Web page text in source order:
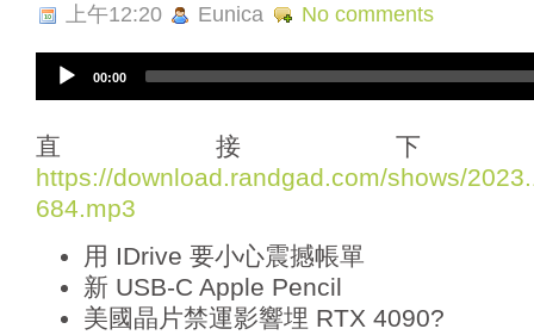
上午12:20 Eunica No comments
i
o
P
l
00:00
直接
https://download.randgad.com/shows/
684.mp3
用 IDrive 要小心震撼帳單
新 USB-C Apple Pencil
美國晶片禁運影響埋 RTX 4090?